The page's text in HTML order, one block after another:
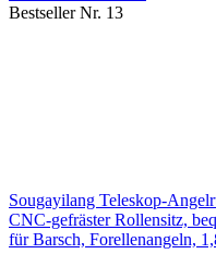
Bestseller Nr. 13
Sougayilang Teleskop-
CNC-gefräster Rollensitz,
für Barsch, Forellenangeln,